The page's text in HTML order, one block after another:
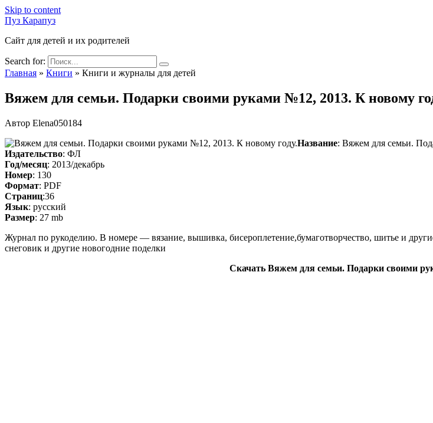
Skip to content
Пуз Карапуз
Сайт для детей и их родителей
Search for:
Главная » Книги » Книги и журналы для детей
Вяжем для семьи. Подарки своими руками №12, 2013. К новому
Автор Elena050184
Название: Вяжем для семьи.
Издательство: ФЛ
Год/месяц: 2013/декабрь
Номер: 130
Формат: PDF
Страниц:36
Язык: русский
Размер: 27 mb
Журнал по рукоделию. В номере — вязание, вышивка, бисероплетение,бумаготворчество, шитье и
снеговик и другие новогодние поделки
Скачать Вяжем для семьи. Подарки своими